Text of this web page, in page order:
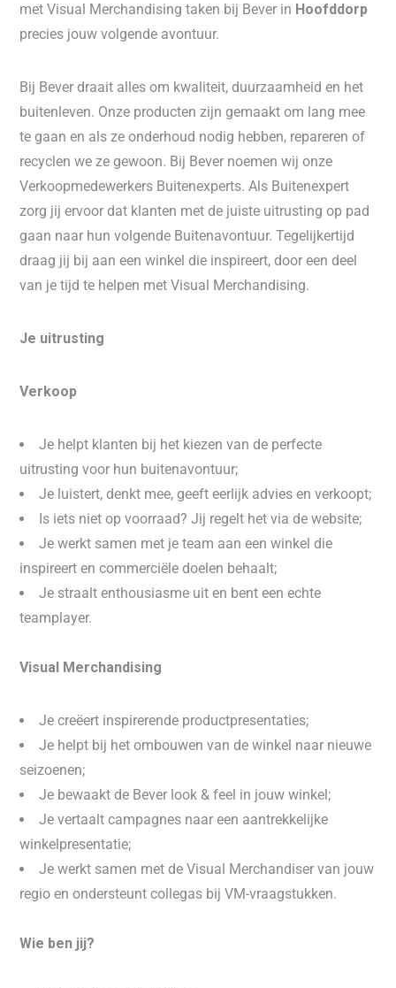
met Visual Merchandising taken bij Bever in Hoofddorp
precies jouw volgende avontuur.
Bij Bever draait alles om kwaliteit, duurzaamheid en het
buitenleven. Onze producten zijn gemaakt om lang mee
te gaan en als ze onderhoud nodig hebben, repareren of
recyclen we ze gewoon. Bij Bever noemen wij onze
Verkoopmedewerkers Buitenexperts. Als Buitenexpert
zorg jij ervoor dat klanten met de juiste uitrusting op pad
gaan naar hun volgende Buitenavontuur. Tegelijkertijd
draag jij bij aan een winkel die inspireert, door een deel
van je tijd te helpen met Visual Merchandising.
Je uitrusting
Verkoop
Je helpt klanten bij het kiezen van de perfecte
uitrusting voor hun buitenavontuur;
Je luistert, denkt mee, geeft eerlijk advies en verkoopt;
Is iets niet op voorraad? Jij regelt het via de website;
Je werkt samen met je team aan een winkel die
inspireert en commerciële doelen behaalt;
Je straalt enthousiasme uit en bent een echte
teamplayer.
Visual Merchandising
Je creëert inspirerende productpresentaties;
Je helpt bij het ombouwen van de winkel naar nieuwe
seizoenen;
Je bewaakt de Bever look & feel in jouw winkel;
Je vertaalt campagnes naar een aantrekkelijke
winkelpresentatie;
Je werkt samen met de Visual Merchandiser van jouw
regio en ondersteunt collegas bij VM-vraagstukken.
Wie ben jij?